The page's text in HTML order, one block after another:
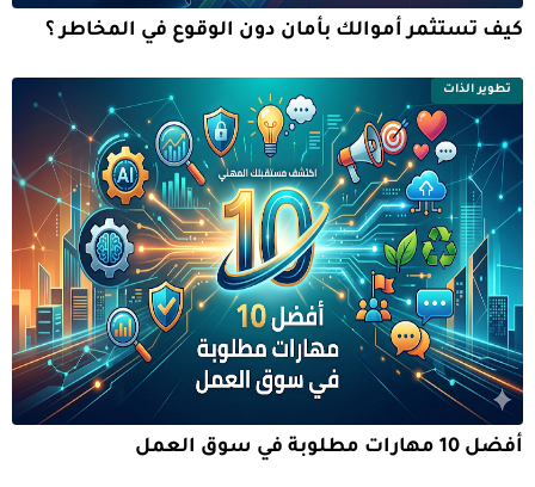
كيف تستثمر أموالك بأمان دون الوقوع في المخاطر ؟
تطوير الذات
أفضل 10 مهارات مطلوبة في سوق العمل